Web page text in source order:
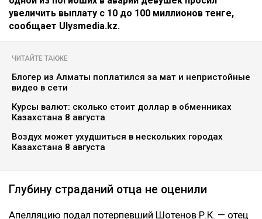
увеличить выплату с 10 до 100 миллионов тенге,
сообщает Ulysmedia.kz.
ЧИТАЙТЕ ТАКЖЕ
Блогер из Алматы поплатился за мат и непристойные
видео в сети
Курсы валют: сколько стоит доллар в обменниках
Казахстана 8 августа
Воздух может ухудшиться в нескольких городах
Казахстана 8 августа
Глубину страданий отца не оценили
Апелляцию подал потерпевший Шотенов Р.К. — отец